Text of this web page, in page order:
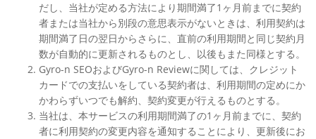
だし、当社が定める方法により期間満了1ヶ月前までに契約
者または当社から別段の意思表示がないときは、利用契約は
期間満了日の翌日からさらに、直前の利用期間と同じ契約月
数が自動的に更新されるものとし、以後もまた同様とする。
Gyro-n SEOおよびGyro-n Reviewに関しては、クレジット
カードでの支払いをしている契約者は、利用期間の定めにか
かわらずいつでも解約、契約変更が行えるものとする。
当社は、本サービスの利用期間満了の1ヶ月前までに、契約
者に利用契約の変更内容を通知することにより、更新後にお